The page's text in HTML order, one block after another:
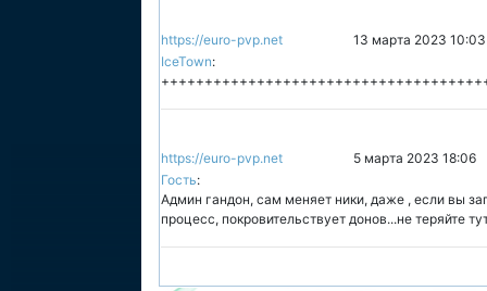
https://euro-pvp.net
13 марта 2023 10:03
IceTown:
https://euro-pvp.net
5 марта 2023 18:06
Гость:
Админ гандон, сам меняет ники, даже , если вы
процесс, покровительствует донов...не теряйте